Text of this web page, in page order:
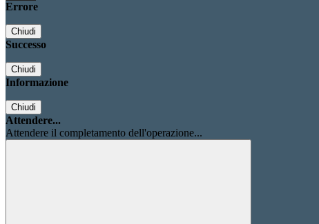
Errore
Chiudi
Successo
Chiudi
Informazione
Chiudi
Attendere...
Attendere il completamento dell'operazione...